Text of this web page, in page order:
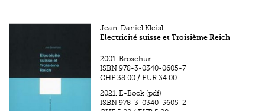
Jean-Daniel Kleisl
Electricité suisse et Troisième Reich
2001. Broschur
ISBN 978-3-0340-0605-7
CHF 38.00 /EUR 34.00
2021. E-Book (pdf)
ISBN 978-3-0340-5605-2